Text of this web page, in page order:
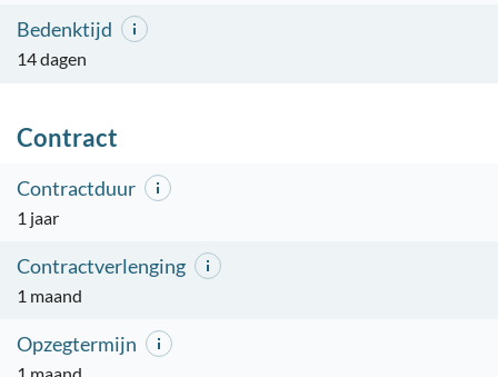
Bedenktijd
14 dagen
Contract
Contractduur
1 jaar
Contractverlenging
1 maand
Opzegtermijn